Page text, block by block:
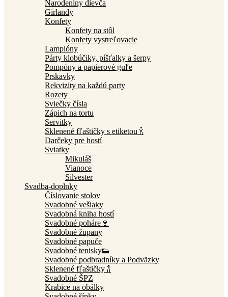
Narodeniny dievča
Girlandy
Konfety
Konfety na stôl
Konfety vystreľovacie
Lampióny
Párty klobúčiky, píšťalky a šerpy
Pompóny a papierové guľe
Prskavky
Rekvizity na každú party
Rozety
Sviečky čísla
Zápich na tortu
Servitky
Sklenené fľaštičky s etiketou 🍾
Darčeky pre hostí
Sviatky
Mikuláš
Vianoce
Silvester
Svadba-doplnky
Číslovanie stolov
Svadobné vešiaky
Svadobná kniha hostí
Svadobné poháre🍷
Svadobné župany
Svadobné papuče
Svadobné tenisky👟
Svadobné podbradníky a Podväzky
Sklenené fľaštičky 🍾
Svadobné ŠPZ
Krabice na obálky